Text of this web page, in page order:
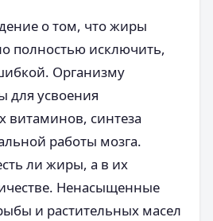
о том, что жиры
полностью исключить,
Организму
усвоения
витаминов, синтеза
работы мозга.
ли жиры, а в их
Ненасыщенные
и растительных масел